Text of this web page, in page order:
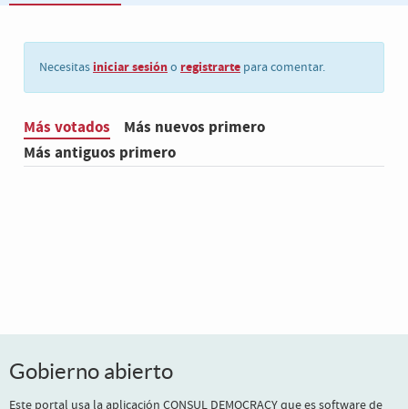
Necesitas iniciar sesióno registrarte para comentar.
Más votados
Más nuevos primero
Más antiguos primero
Gobierno abierto
Este portal usa la aplicación CONSUL DEMOCRACYque essoftware de